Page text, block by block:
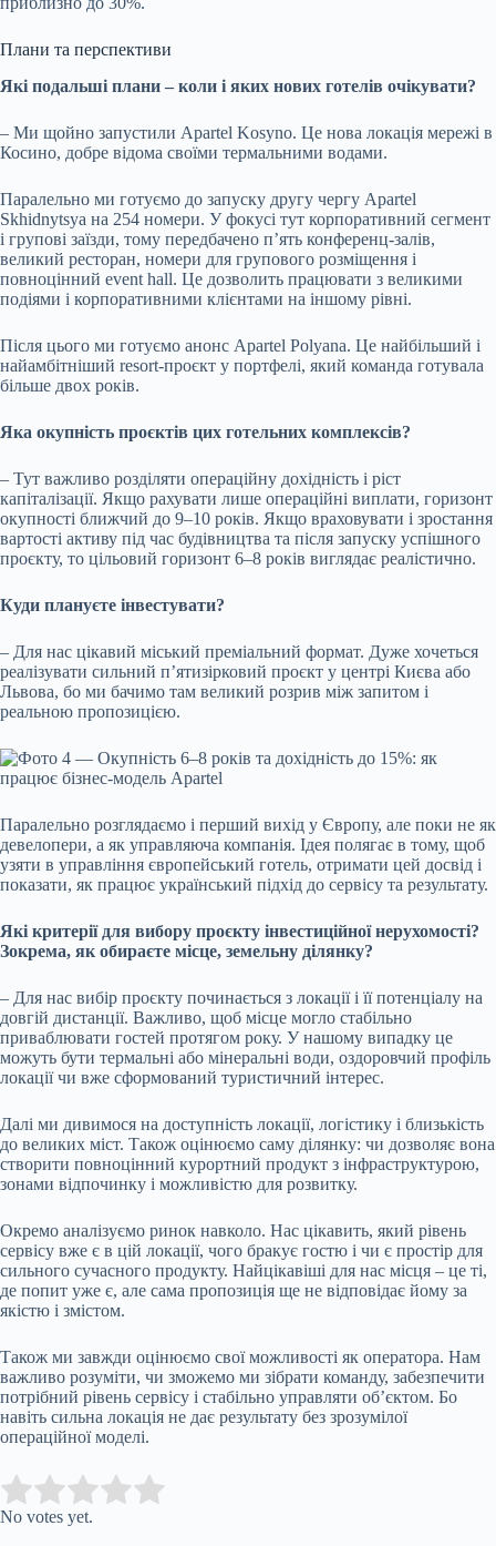
Плани та перспективи
Які подальші плани – коли і яких нових готелів очікувати?
– Ми щойно запустили Apartel Kosyno. Це нова локація мережі в
Косино, добре відома своїми термальними водами.
Паралельно ми готуємо до запуску другу чергу Apartel
Skhidnytsya на 254 номери. У фокусі тут корпоративний сегмент
і групові заїзди, тому передбачено п’ять конференц-залів,
великий ресторан, номери для групового розміщення і
повноцінний event hall. Це дозволить працювати з великими
подіями і корпоративними клієнтами на іншому рівні.
Після цього ми готуємо анонс Apartel Polyana. Це найбільший і
найамбітніший resort-проєкт у портфелі, який команда готувала
більше двох років.
Яка окупність проєктів цих готельних комплексів?
– Тут важливо розділяти операційну дохідність і ріст
капіталізації. Якщо рахувати лише операційні виплати, горизонт
окупності ближчий до 9–10 років. Якщо враховувати і зростання
вартості активу під час будівництва та після запуску успішного
проєкту, то цільовий горизонт 6–8 років виглядає реалістично.
Куди плануєте інвестувати?
– Для нас цікавий міський преміальний формат. Дуже хочеться
реалізувати сильний п’ятизірковий проєкт у центрі Києва або
Львова, бо ми бачимо там великий розрив між запитом і
реальною пропозицією.
Паралельно розглядаємо і перший вихід у Європу, але поки не як
девелопери, а як управляюча компанія. Ідея полягає в тому, щоб
узяти в управління європейський готель, отримати цей досвід і
показати, як працює український підхід до сервісу та результату.
Які критерії для вибору проєкту інвестиційної нерухомості?
Зокрема, як обираєте місце, земельну ділянку?
– Для нас вибір проєкту починається з локації і її потенціалу на
довгій дистанції. Важливо, щоб місце могло стабільно
приваблювати гостей протягом року. У нашому випадку це
можуть бути термальні або мінеральні води, оздоровчий профіль
локації чи вже сформований туристичний інтерес.
Далі ми дивимося на доступність локації, логістику і близькість
до великих міст. Також оцінюємо саму ділянку: чи дозволяє вона
створити повноцінний курортний продукт з інфраструктурою,
зонами відпочинку і можливістю для розвитку.
Окремо аналізуємо ринок навколо. Нас цікавить, який рівень
сервісу вже є в цій локації, чого бракує гостю і чи є простір для
сильного сучасного продукту. Найцікавіші для нас місця – це ті,
де попит уже є, але сама пропозиція ще не відповідає йому за
якістю і змістом.
Також ми завжди оцінюємо свої можливості як оператора. Нам
важливо розуміти, чи зможемо ми зібрати команду, забезпечити
потрібний рівень сервісу і стабільно управляти об’єктом. Бо
навіть сильна локація не дає результату без зрозумілої
операційної моделі.
Rate this item:
No votes yet.